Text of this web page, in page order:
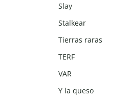
Slay
Stalkear
Tierras raras
TERF
VAR
Y la queso